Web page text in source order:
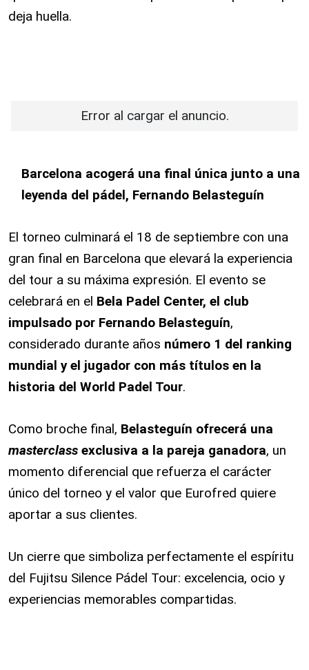
deja huella.
Error al cargar el anuncio.
Barcelona acogerá una final única junto a una
leyenda del pádel, Fernando Belasteguín
El torneo culminará el 18 de septiembre con una
gran final en Barcelona que elevará la experiencia
del tour a su máxima expresión. El evento se
celebrará en el Bela Padel Center, el club
impulsado por Fernando Belasteguín,
considerado durante años número 1 del ranking
mundial y el jugador con más títulos en la
historia del World Padel Tour.
Como broche final, Belasteguín ofrecerá una
masterclass exclusiva a la pareja ganadora, un
momento diferencial que refuerza el carácter
único del torneo y el valor que Eurofred quiere
aportar a sus clientes.
Un cierre que simboliza perfectamente el espíritu
del Fujitsu Silence Pádel Tour: excelencia, ocio y
experiencias memorables compartidas.